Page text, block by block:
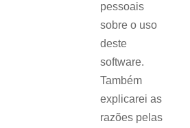
pessoais
sobre o uso
deste
software.
Também
explicarei as
razões pelas